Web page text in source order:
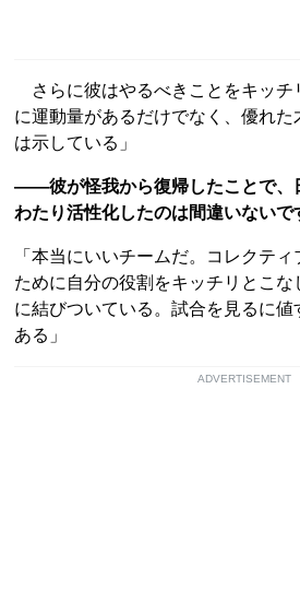
さらに彼はやるべきことをキッチ
に運動量があるだけでなく、優れ
は示している」
――彼が怪我から復帰したことで、
わたり活性化したのは間違いないで
「本当にいいチームだ。コレクテ
ために自分の役割をキッチリとこ
に結びついている。試合を見るに値
ある」
ADVERTISEMENT